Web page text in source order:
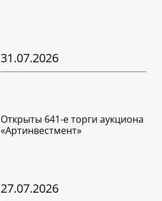
31.07.2026
Открыты 641-е торги аукциона
«Артинвестмент»
27.07.2026